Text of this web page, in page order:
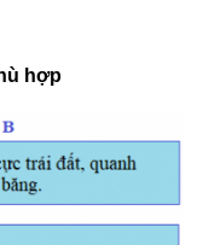
hợp